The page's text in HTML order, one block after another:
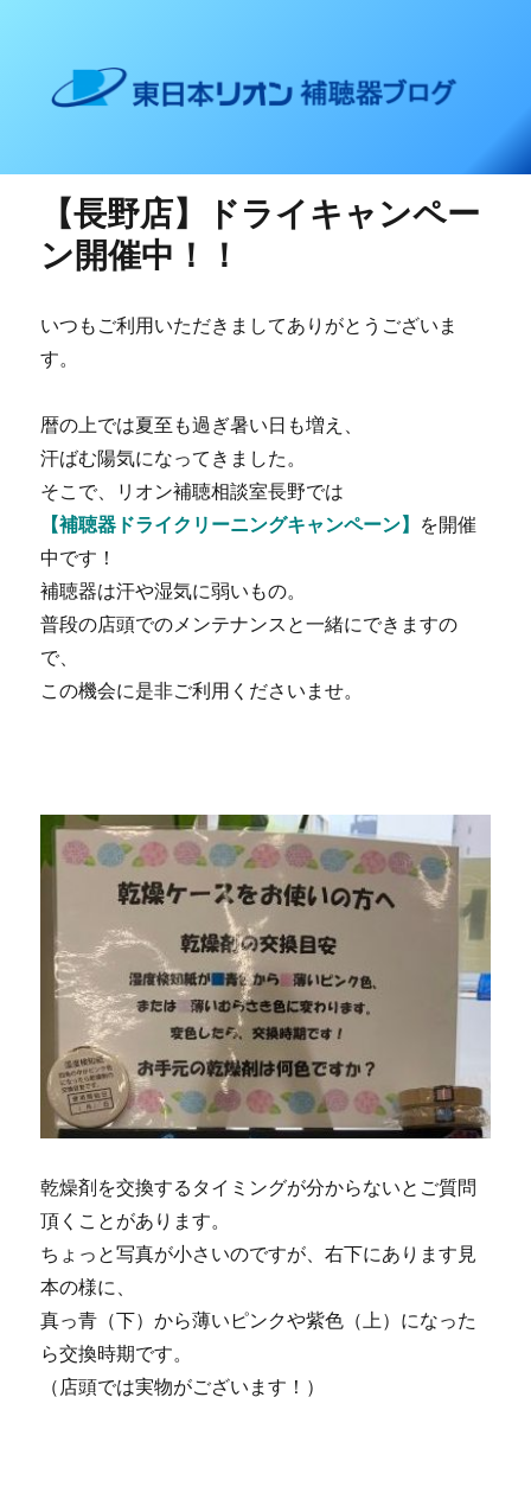
東日本リオン 補聴器ブログ
【長野店】ドライキャンペー
ン開催中！！
いつもご利用いただきましてありがとうございま
す。
暦の上では夏至も過ぎ暑い日も増え、
汗ばむ陽気になってきました。
そこで、リオン補聴相談室長野では
【補聴器ドライクリーニングキャンペーン】 を開催
中です！
補聴器は汗や湿気に弱いもの。
普段の店頭でのメンテナンスと一緒にできますの
で、
この機会に是非ご利用くださいませ。
乾燥剤を交換するタイミングが分からないとご質問
頂くことがあります。
ちょっと写真が小さいのですが、右下にあります見
本の様に、
真っ青（下）から薄いピンクや紫色（上）になった
ら交換時期です。
（店頭では実物がございます！）